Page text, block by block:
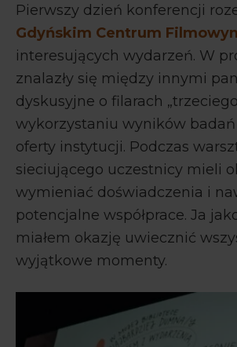
Pierwszy dzień konferencji
Gdyńskim Centrum
interesujących wydarzeń. W
znalazły się między innymi
dyskusyjne o filarach
wykorzystaniu wyników
oferty instytucji. Podczas
sieciującego uczestnicy mieli
wymieniać doświadczenia i
potencjalne współprace. Ja
miałem okazję uwiecznić
wyjątkowe momenty.